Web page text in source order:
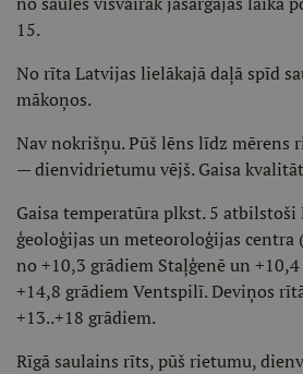
15.
No rīta Latvijas lielākajā daļā spīd
mākoņos.
Nav nokrišņu. Pūš lēns līdz mērens
— dienvidrietumu vējš. Gaisa
Gaisa temperatūra plkst. 5 atbilstoši
ģeoloģijas un meteoroloģijas centra
no +10,3 grādiem Staļģenē un
+14,8 grādiem Ventspilī. Deviņos
+13..+18 grādiem.
Rīgā saulains rīts, pūš rietumu,